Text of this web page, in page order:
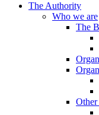
The Authority
Who we are
The
Other